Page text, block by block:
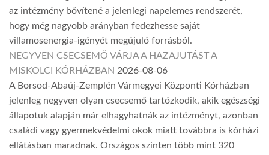
az intézmény bővítené a jelenlegi napelemes rendszerét,
hogy még nagyobb arányban fedezhesse saját
villamosenergia-igényét megújuló forrásból.
NEGYVEN CSECSEMŐ VÁRJA A HAZAJUTÁST A
MISKOLCI KÓRHÁZBAN 2026-08-06
A Borsod-Abaúj-Zemplén Vármegyei Központi Kórházban
jelenleg negyven olyan csecsemő tartózkodik, akik egészségi
állapotuk alapján már elhagyhatnák az intézményt, azonban
családi vagy gyermekvédelmi okok miatt továbbra is kórházi
ellátásban maradnak. Országos szinten több mint 320